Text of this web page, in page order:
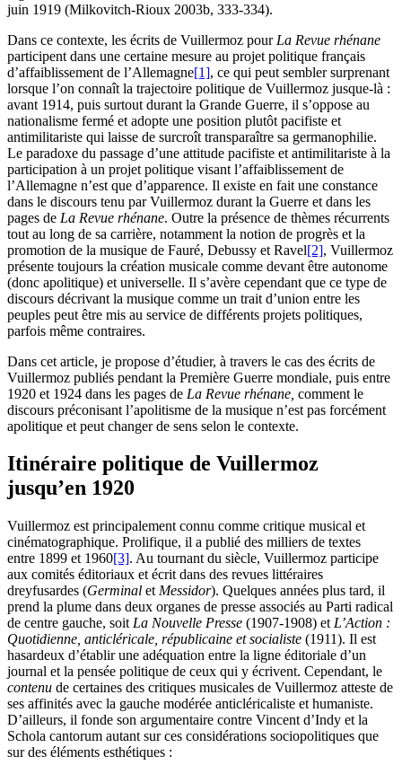
juin 1919 (Milkovitch-Rioux 2003b, 333-334).
Dans ce contexte, les écrits de Vuillermoz pour La Revue rhénane
participent dans une certaine mesure au projet politique français
d’affaiblissement de l’Allemagne[1], ce qui peut sembler surprenant
lorsque l’on connaît la trajectoire politique de Vuillermoz jusque-là :
avant 1914, puis surtout durant la Grande Guerre, il s’oppose au
nationalisme fermé et adopte une position plutôt pacifiste et
antimilitariste qui laisse de surcroît transparaître sa germanophilie.
Le paradoxe du passage d’une attitude pacifiste et antimilitariste à la
participation à un projet politique visant l’affaiblissement de
l’Allemagne n’est que d’apparence. Il existe en fait une constance
dans le discours tenu par Vuillermoz durant la Guerre et dans les
pages de La Revue rhénane. Outre la présence de thèmes récurrents
tout au long de sa carrière, notamment la notion de progrès et la
promotion de la musique de Fauré, Debussy et Ravel[2], Vuillermoz
présente toujours la création musicale comme devant être autonome
(donc apolitique) et universelle. Il s’avère cependant que ce type de
discours décrivant la musique comme un trait d’union entre les
peuples peut être mis au service de différents projets politiques,
parfois même contraires.
Dans cet article, je propose d’étudier, à travers le cas des écrits de
Vuillermoz publiés pendant la Première Guerre mondiale, puis entre
1920 et 1924 dans les pages de La Revue rhénane, comment le
discours préconisant l’apolitisme de la musique n’est pas forcément
apolitique et peut changer de sens selon le contexte.
Itinéraire politique de Vuillermoz
jusqu’en 1920
Vuillermoz est principalement connu comme critique musical et
cinématographique. Prolifique, il a publié des milliers de textes
entre 1899 et 1960[3]. Au tournant du siècle, Vuillermoz participe
aux comités éditoriaux et écrit dans des revues littéraires
dreyfusardes (Germinal et Messidor). Quelques années plus tard, il
prend la plume dans deux organes de presse associés au Parti radical
de centre gauche, soit La Nouvelle Presse (1907-1908) et L’Action :
Quotidienne, anticléricale, républicaine et socialiste (1911). Il est
hasardeux d’établir une adéquation entre la ligne éditoriale d’un
journal et la pensée politique de ceux qui y écrivent. Cependant, le
contenu de certaines des critiques musicales de Vuillermoz atteste de
ses affinités avec la gauche modérée anticléricaliste et humaniste.
D’ailleurs, il fonde son argumentaire contre Vincent d’Indy et la
Schola cantorum autant sur ces considérations sociopolitiques que
sur des éléments esthétiques :